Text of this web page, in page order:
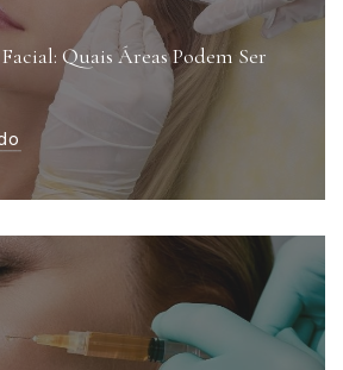
Quais Áreas Podem Ser